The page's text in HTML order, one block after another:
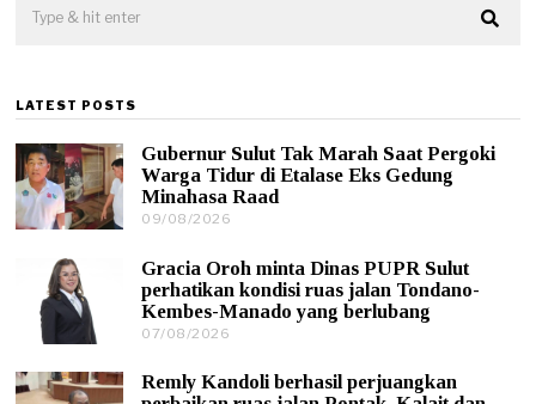
LATEST POSTS
Gubernur Sulut Tak Marah Saat Pergoki
Warga Tidur di Etalase Eks Gedung
Minahasa Raad
09/08/2026
0
8
/
6
Gracia Oroh minta Dinas PUPR Sulut
perhatikan kondisi ruas jalan Tondano-
Kembes-Manado yang berlubang
07/08/2026
0
Remly Kandoli berhasil perjuangkan